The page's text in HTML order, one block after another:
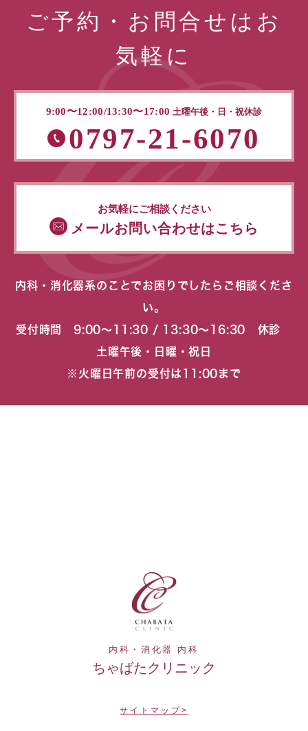
ご予約・お問合せはお
気軽に
9:00〜12:00/13:30〜17:00 土曜午後・日・祝休診
0797-21-6070
お気軽にご相談ください
メールお問い合わせはこちら
内科・消化器系のことでお困りでしたらご相談くださ
い。
受付時間 9:00〜11:30 / 13:30〜16:30 休診
土曜午後・日曜・祝日
※火曜日午前の受付は11:00まで
内科・消化器 内科
ちゃばたクリニック
サイトマップ>